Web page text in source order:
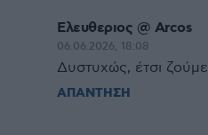
Ελευθεριος @ Arcos
06.06.2026, 18:08
Δυστυχώς, έτσι
ΑΠΑΝΤΗΣΗ